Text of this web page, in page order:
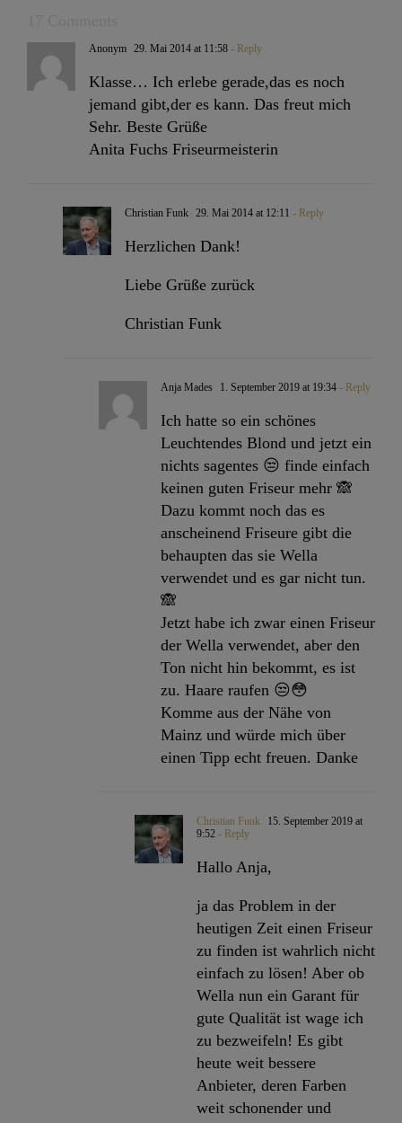
Anonym 29. Mai 2014 at 11:58 - Reply
Klasse… Ich erlebe gerade,das es noch
jemand gibt,der es kann. Das freut mich
Sehr. Beste Grüße
Anita Fuchs Friseurmeisterin
Christian Funk 29. Mai 2014 at 12:11 - Reply
Herzlichen Dank!
Liebe Grüße zurück
Christian Funk
Anja Mades 1. September 2019 at 19:34 - Reply
Ich hatte so ein schönes
Leuchtendes Blond und jetzt ein
nichts sagentes 😒 finde einfach
keinen guten Friseur mehr 🙈
Dazu kommt noch das es
anscheinend Friseure gibt die
behaupten das sie Wella
verwendet und es gar nicht tun.
🙈
Jetzt habe ich zwar einen Friseur
der Wella verwendet, aber den
Ton nicht hin bekommt, es ist
zu. Haare raufen 😒😳
Komme aus der Nähe von
Mainz und würde mich über
einen Tipp echt freuen. Danke
Christian Funk
15. September 2019 at
9:52 - Reply
Hallo Anja,
ja das Problem in der
heutigen Zeit einen Friseur
zu finden ist wahrlich nicht
einfach zu lösen! Aber ob
Wella nun ein Garant für
gute Qualität ist wage ich
zu bezweifeln! Es gibt
heute weit bessere
Anbieter, deren Farben
weit schonender und